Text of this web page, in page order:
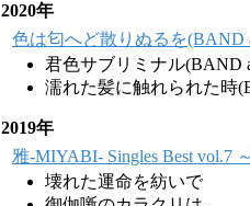
2020年
色は匂へど散りぬるを(BAND
君色サブリミナル(BAND
濡れた髪に触れられた時
2019年
雅‐MIYABI‐ Singles Best vol.7
壊れた運命を紡いで